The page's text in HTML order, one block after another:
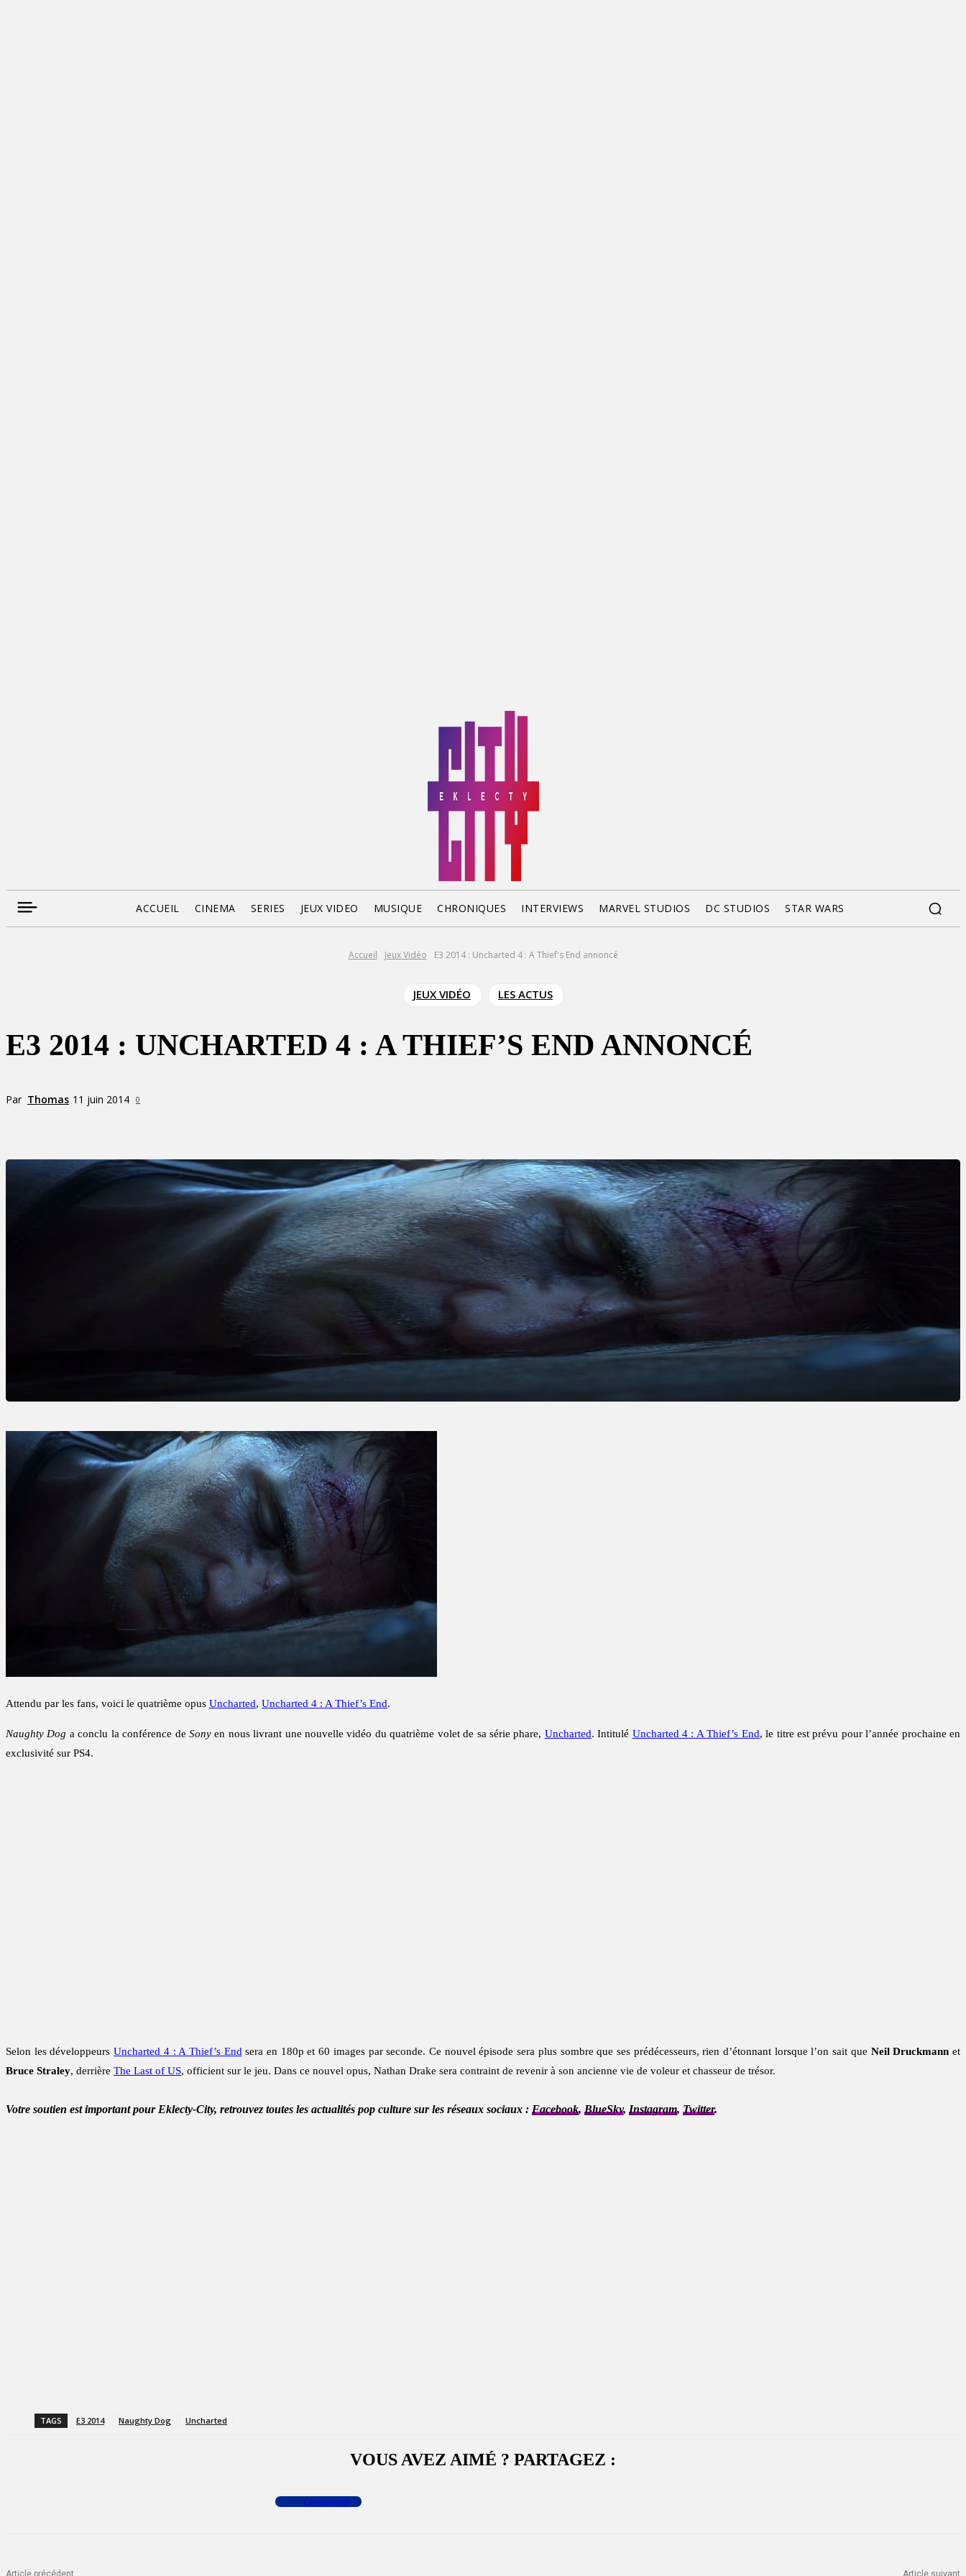
ACCUEIL CINEMA SERIES JEUX VIDEO MUSIQUE CHRONIQUES INTERVIEWS MARVEL STUDIOS DC STUDIOS STAR WARS
Accueil Jeux Vidéo E3 2014 : Uncharted 4 : A Thief's End annoncé
JEUX VIDÉO LES ACTUS
E3 2014 : UNCHARTED 4 : A THIEF’S END ANNONCÉ
Par Thomas 11 juin 2014 0
Attendu par les fans, voici le quatrième opus Uncharted, Uncharted 4 : A Thief’s End.
Naughty Dog a conclu la conférence de Sonyen nous livrant une nouvelle vidéo du quatrième volet de sa série phare, Uncharted. Intitulé Uncharted 4 : A Thief’s End, le titre est prévu pour l’année prochaine en
exclusivité sur PS4.
Selon les développeursUncharted 4 : A Thief’s End sera en 180p et 60 images par seconde. Ce nouvel épisode sera plus sombre que ses prédécesseurs, rien d’étonnant lorsque l’on sait que Neil Druckmann et
Bruce Straley, derrière The Last of US, officient sur le jeu. Dans ce nouvel opus, Nathan Drake sera contraint de revenir à son ancienne vie de voleur et chasseur de trésor.
Votre soutien est important pour Eklecty-City, retrouvez toutes les actualités pop culture sur les réseaux sociaux : Facebook, BlueSky, Instagram, Twitter.
TAGS E3 2014 Naughty Dog Uncharted
VOUS AVEZ AIMÉ ? PARTAGEZ :
Commenter
Article précédent Article suivant